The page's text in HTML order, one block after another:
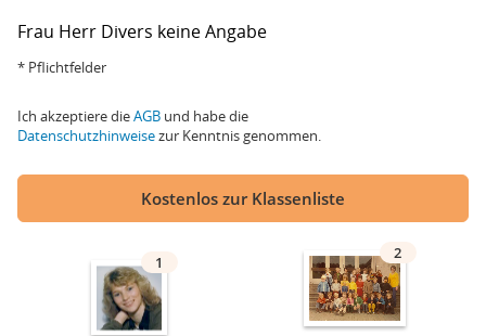
Frau Herr Divers keine Angabe
* Pflichtfelder
Ich akzeptiere dieAGB und habe die
Datenschutzhinweisezur Kenntnis genommen.
Kostenlos zur Klassenliste
1 2